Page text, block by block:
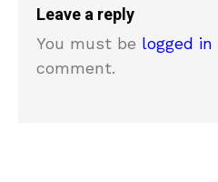
Leave a reply
You must be logged in
comment.